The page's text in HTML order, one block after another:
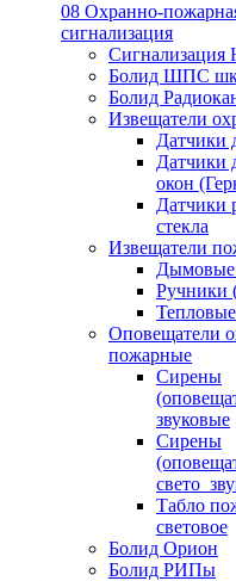
08 Охранно-
сигнализация
Сигнализация
Болид ШПС
Болид
Извещатели
Датчики
Датчики
окон
Датчики
стекла
Извещатели
Дымовые
Оповещатели
пожарные
Сирены
звуковые
Сирены
Табло
световое
Болид Орион
Болид РИПы